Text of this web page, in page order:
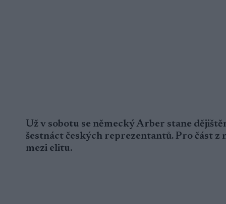
Už v sobotu se německý Arber stane
šestnáct českých reprezentantů. Pro část z
mezi elitu.